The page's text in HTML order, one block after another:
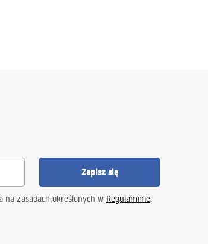
Zapisz się
zasadach określonych w Regulaminie.